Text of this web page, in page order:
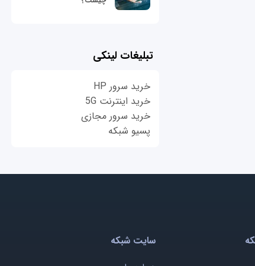
تبلیغات لینکی
خرید سرور HP
خرید اینترنت 5G
خرید سرور مجازی
پسیو شبکه
سایت شبکه